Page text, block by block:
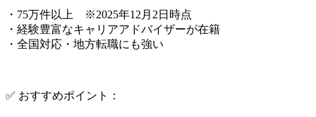
・75万件以上 ※2025年12月2日時点
・経験豊富なキャリアアドバイザーが在籍
・全国対応・地方転職にも強い
✅ おすすめポイント：